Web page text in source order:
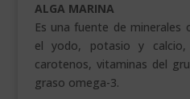
ALGA MARINA
Es una fuente de minerales
el yodo, potasio y
carotenos, vitaminas del
graso omega-3.